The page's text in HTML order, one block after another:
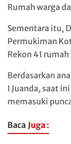
Rumah warga
Sementara itu,
Permukiman
Rekon 41
Berdasarkan
I Juanda, saat
memasuki
Baca Juga :